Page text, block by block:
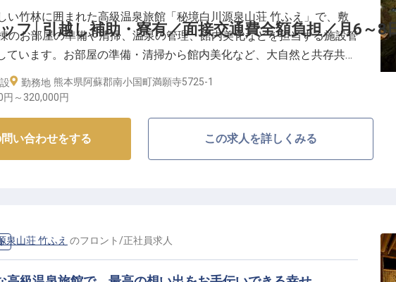
山荘 竹ふえの魅力
境”ともいわれる地で、約5,000坪もの広大な敷地を持ち、豊かな自然
れた温泉旅館「秘境白川源泉山荘 竹ふえ」。広大な敷地の中に、わ
れ趣の違うこだわりが詰まった癒しの空間で、お客様に非日常のひと
ます。
フ│引越し補助・寮有／面接交通費全額負担／月6～8
竹林に囲まれた高級温泉旅館「秘境白川源泉山荘 竹ふえ」で、敷
のお部屋の準備や清掃、温泉の管理、館内美化などを担当する施設管
ています。お部屋の準備・清掃から館内美化など、大自然と共存共栄
空間を維持する大切なポジションです。未経験から上質空間を手がけ
につけませんか？
り添った充実の待遇□■
引など、嬉しい社員割引制度♪
勤務地 熊本県阿蘇郡南小国町満願寺5725-1
円～ 320,000円
い合わせをする この求人を詳しくみる
泉山荘 竹ふえ のフロント /正社員求人